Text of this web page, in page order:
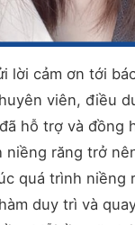
lời cảm ơn tới
viên, điều
hỗ trợ và đồng
niềng răng trở
quá trình niềng
duy trì và